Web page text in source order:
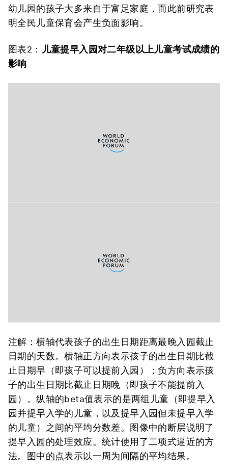
幼儿园的孩子大多来自于富足家庭，而此前研究表
明全民儿童保育会产生负面影响。
图表2： 儿童提早入园对二年级以上儿童考试成绩的
影响
注解：横轴代表孩子的出生日期距离最晚入园截止
日期的天数。横轴正方向表示孩子的出生日期比截
止日期早（即孩子可以提前入园）；负方向表示孩
子的出生日期比截止日期晚（即孩子不能提前入
园）。纵轴的beta值表示的是两组儿童（即提早入
园并提早入学的儿童，以及提早入园但未提早入学
的儿童）之间的平均分数差。图像中的断层说明了
提早入园的处理效应。统计使用了二项式逼近的方
法。图中的点表示以一周为间隔的平均结果。